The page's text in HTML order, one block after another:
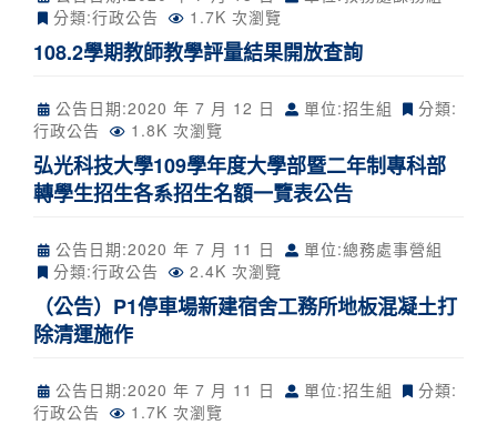
分類:行政公告 1.7K 次瀏覽
108.2學期教師教學評量結果開放查詢
公告日期:2020 年 7 月 12 日 單位:招生組
分類:
行政公告
1.8K 次瀏覽
弘光科技大學109學年度大學部暨二年制專科部
轉學生招生各系招生名額一覽表公告
公告日期:2020 年 7 月 11 日
單位:總務處事營組
分類:行政公告 2.4K 次瀏覽
（公告）P1停車場新建宿舍工務所地板混凝土打
除清運施作
公告日期:2020 年 7 月 11 日 單位:招生組
分類:
行政公告
1.7K 次瀏覽